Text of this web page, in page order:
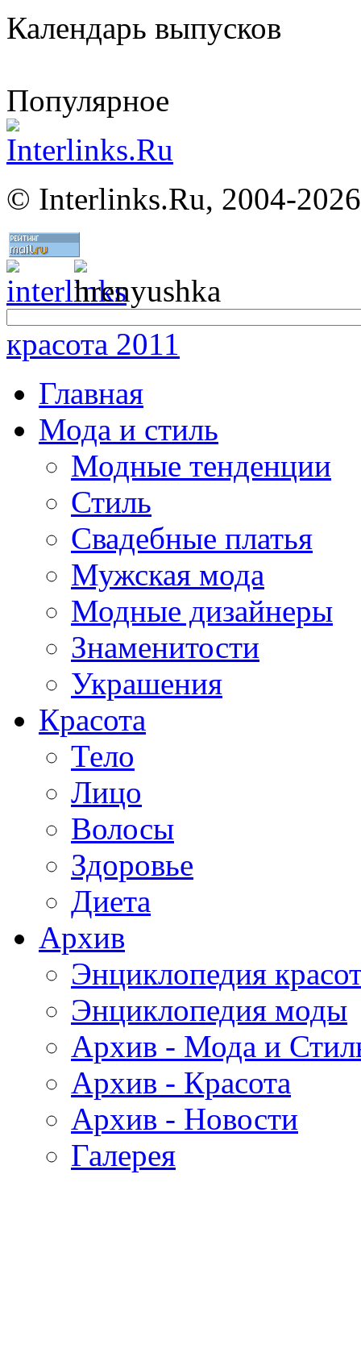
Календарь выпусков
Популярное
© Interlinks.Ru, 2004-2026
красота 2011
Главная
Мода и стиль
Модные тенденции
Стиль
Свадебные платья
Мужская мода
Модные дизайнеры
Знаменитости
Украшения
Красота
Тело
Лицо
Волосы
Здоровье
Диета
Архив
Энциклопедия
Энциклопедия моды
Архив - Мода и
Архив - Красота
Архив - Новости
Галерея